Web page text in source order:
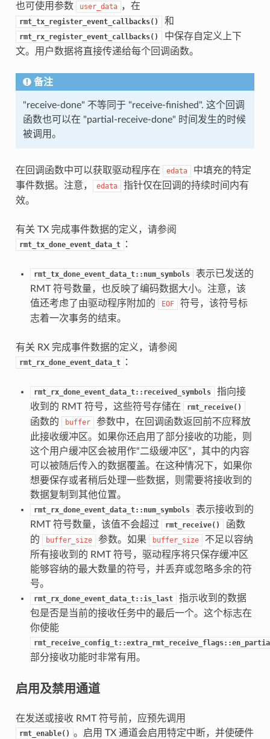
也可使用参数 user_data ，在
rmt_tx_register_event_callbacks() 和
rmt_rx_register_event_callbacks()
中保存自定义上下
文。用户数据将直接传递给每个回调函数。
备注
"receive-done" 不等同于 "receive-finished". 这个回调
函数也可以在 "partial-receive-done" 时间发生的时候
被调用。
在回调函数中可以获取驱动程序在 edata
中填充的特定
事件数据。注意，
edata
指针仅在回调的持续时间内有
效。
有关 TX 完成事件数据的定义，请参阅
rmt_tx_done_event_data_t ：
rmt_tx_done_event_data_t::num_symbols
表示已发送的
RMT 符号数量，也反映了编码数据大小。注意，该
值还考虑了由驱动程序附加的
EOF
符号，该符号标
志着一次事务的结束。
有关 RX 完成事件数据的定义，请参阅
rmt_rx_done_event_data_t ：
rmt_rx_done_event_data_t::received_symbols
指向接
收到的 RMT 符号，这些符号存储在
rmt_receive()
函数的 buffer
参数中，在回调函数返回前不应释放
此接收缓冲区。如果你还启用了部分接收的功能，则
这个用户缓冲区会被用作“二级缓冲区”，其中的内容
可以被随后传入的数据覆盖。在这种情况下，如果你
想要保存或者稍后处理一些数据，则需要将接收到的
数据复制到其他位置。
rmt_rx_done_event_data_t::num_symbols
表示接收到的
RMT 符号数量，该值不会超过
rmt_receive()
函数
的
buffer_size 参数。如果 buffer_size
不足以容纳
所有接收到的 RMT 符号，驱动程序将只保存缓冲区
能够容纳的最大数量的符号，并丢弃或忽略多余的符
号。
rmt_rx_done_event_data_t::is_last
指示收到的数据
包是否是当前的接收任务中的最后一个。这个标志在
你使能
部分接收功能时非常有用。
启用及禁用通道
在发送或接收 RMT 符号前，应预先调用
rmt_enable() 。启用 TX 通道会启用特定中断，并使硬件